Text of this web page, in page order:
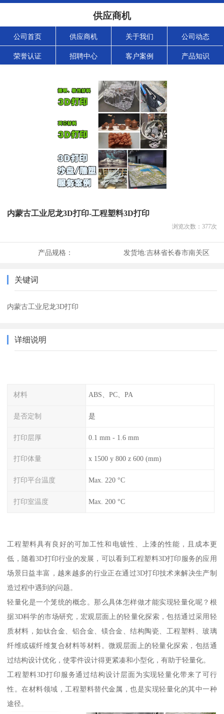
供应商机
公司首页 供应商机 关于我们 公司动态
荣誉认证 招聘中心 客户案例 产品知识
内蒙古工业尼龙3D打印-工程塑料3D打印
浏览次数： 377次
产品规格： 发货地:吉林省长春市南关区
关键词
内蒙古工业尼龙3D打印
详细说明
材料 ABS、PC、PA
是否定制 是
打印层厚 0.1 mm - 1.6 mm
打印体量 x 1500 y 800 z 600 (mm)
打印平台温度 Max. 220 °C
打印室温度 Max. 200 °C
工程塑料具有良好的可加工性和电镀性、上漆的性能，且成本更
低，随着3D打印行业的发展，可以看到工程塑料3D打印服务的应用
场景日益丰富，越来越多的行业正在通过3D打印技术来解决生产制
造过程中遇到的问题。
轻量化是一个笼统的概念。那么具体怎样做才能实现轻量化呢？根
据3D科学的市场研究，宏观层面上的轻量化探索，包括通过采用轻
质材料，如钛合金、铝合金、镁合金、结构陶瓷、工程塑料、玻璃
纤维或碳纤维复合材料等材料。微观层面上的轻量化探索，包括通
过结构设计优化，使零件设计得更紧凑和小型化，有助于轻量化。
工程塑料3D打印服务通过结构设计层面为实现轻量化带来了可行
性。在材料领域，工程塑料替代金属，也是实现轻量化的其中一种
途径。